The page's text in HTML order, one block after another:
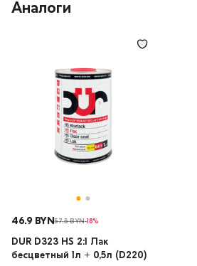
Аналоги
46.9 BYN57.5 BYN-18%
DUR D323 HS 2:1 Лак
бесцветный 1л + 0,5л (D220)